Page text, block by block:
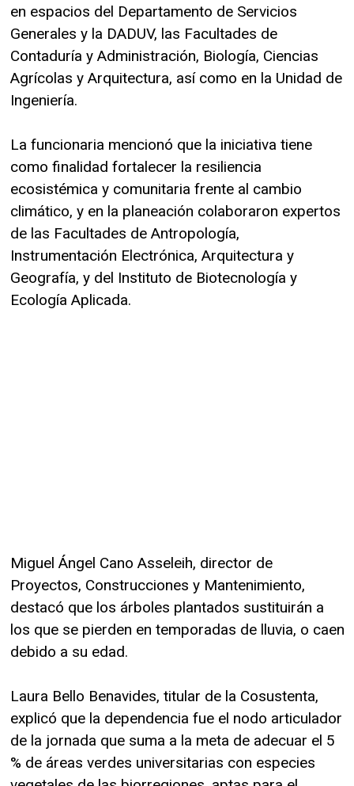
en espacios del Departamento de Servicios
Generales y la DADUV, las Facultades de
Contaduría y Administración, Biología, Ciencias
Agrícolas y Arquitectura, así como en la Unidad de
Ingeniería.
La funcionaria mencionó que la iniciativa tiene
como finalidad fortalecer la resiliencia
ecosistémica y comunitaria frente al cambio
climático, y en la planeación colaboraron expertos
de las Facultades de Antropología,
Instrumentación Electrónica, Arquitectura y
Geografía, y del Instituto de Biotecnología y
Ecología Aplicada.
Miguel Ángel Cano Asseleih, director de
Proyectos, Construcciones y Mantenimiento,
destacó que los árboles plantados sustituirán a
los que se pierden en temporadas de lluvia, o caen
debido a su edad.
Laura Bello Benavides, titular de la Cosustenta,
explicó que la dependencia fue el nodo articulador
de la jornada que suma a la meta de adecuar el 5
% de áreas verdes universitarias con especies